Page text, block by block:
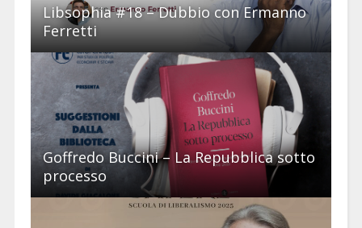
Libsophia #18 – Dubbio con Ermanno
Ferretti
Goffredo Buccini – La Repubblica sotto
processo